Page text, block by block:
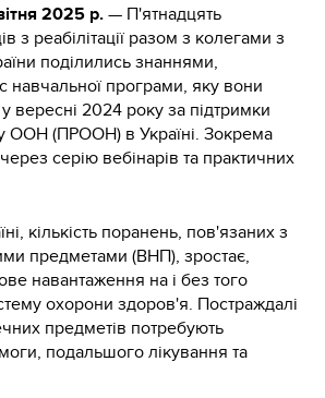
2025 р.— П'ятнадцять
з реабілітації разом з колегами з
поділились знаннями,
навчальної програми, яку вони
вересні 2024 року за підтримки
ООН (ПРООН) в Україні. Зокрема
серію вебінарів та практичних
кількість поранень, пов'язаних з
предметами (ВНП), зростає,
навантаження на і без того
охорони здоров'я. Постраждалі
предметів потребують
подальшого лікування та